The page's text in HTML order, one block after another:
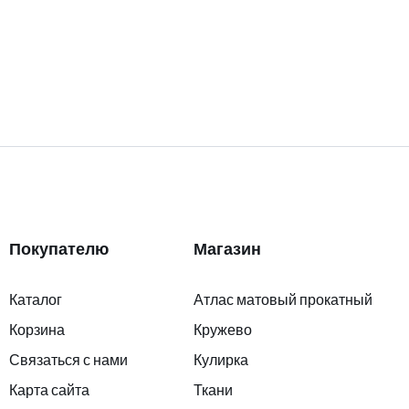
Покупателю
Каталог
Корзина
Связаться с нами
Карта сайта
Магазин
Атлас матовый прокатный
Кружево
Кулирка
Ткани